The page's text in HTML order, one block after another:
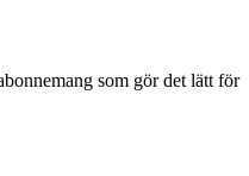
som gör det lätt för